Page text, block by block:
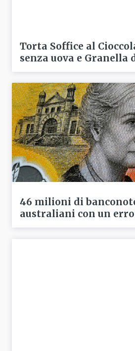
Torta Soffice al
senza uova e Granella
46 milioni di
australiani con un